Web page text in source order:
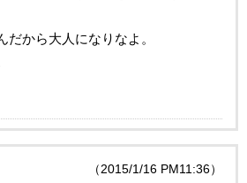
だから大人になりなよ。
（2015/1/16 PM11:36）